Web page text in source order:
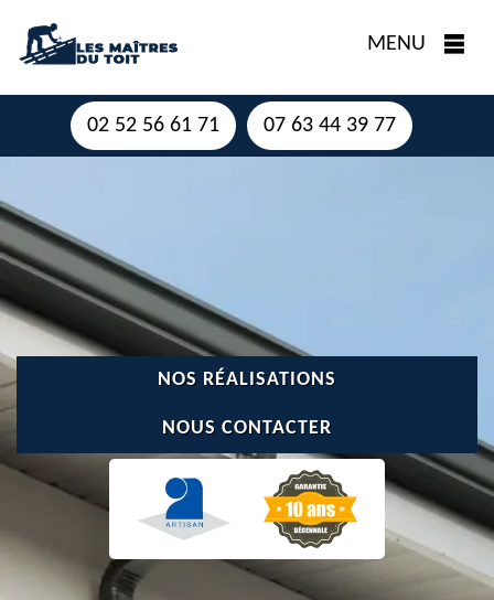
MENU
02 52 56 61 71 07 63 44 39 77
NOS RÉALISATIONS
NOUS CONTACTER